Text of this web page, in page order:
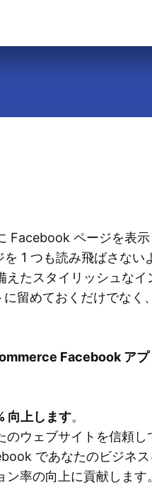
Facebook ページを表
1 つも読み飛ばさない
たスタイリッシュなイ
留めておくだけでなく
Facebook アプ
向上します。
ウェブサイトを信頼し
であなたのビジネス
率の向上に貢献します。